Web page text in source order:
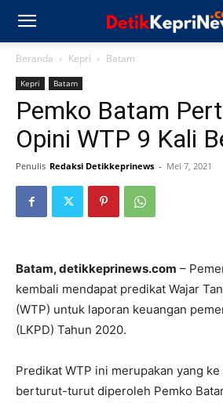
Beranda Kepri Batam
Kepri Batam
Pemko Batam
Opini WTP 9 Kali
Penulis Redaksi Detikkeprinews - Mei 7, 2021
Batam, detikkeprinews.com –
kembali mendapat predikat Wajar
(WTP) untuk laporan keuangan
(LKPD) Tahun 2020.
Predikat WTP ini merupakan yang
berturut-turut diperoleh Pemko